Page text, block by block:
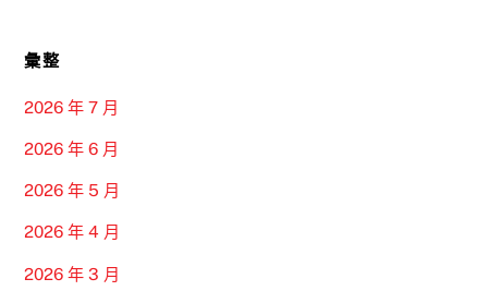
彙整
2026 年 7 月
2026 年 6 月
2026 年 5 月
2026 年 4 月
2026 年 3 月